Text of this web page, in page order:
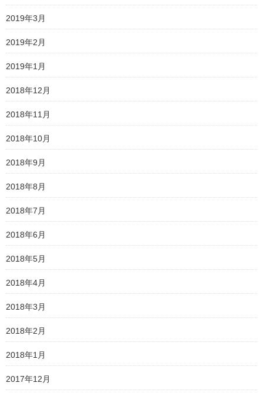
2019年3月
2019年2月
2019年1月
2018年12月
2018年11月
2018年10月
2018年9月
2018年8月
2018年7月
2018年6月
2018年5月
2018年4月
2018年3月
2018年2月
2018年1月
2017年12月